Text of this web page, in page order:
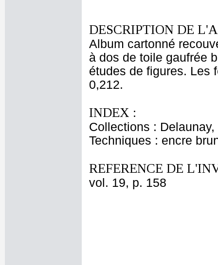
DESCRIPTION DE
Album cartonné
à dos de toile gaufrée
études de figures. Les
0,212.
INDEX :
Collections : Delaunay,
Techniques : encre
REFERENCE DE
vol. 19, p. 158